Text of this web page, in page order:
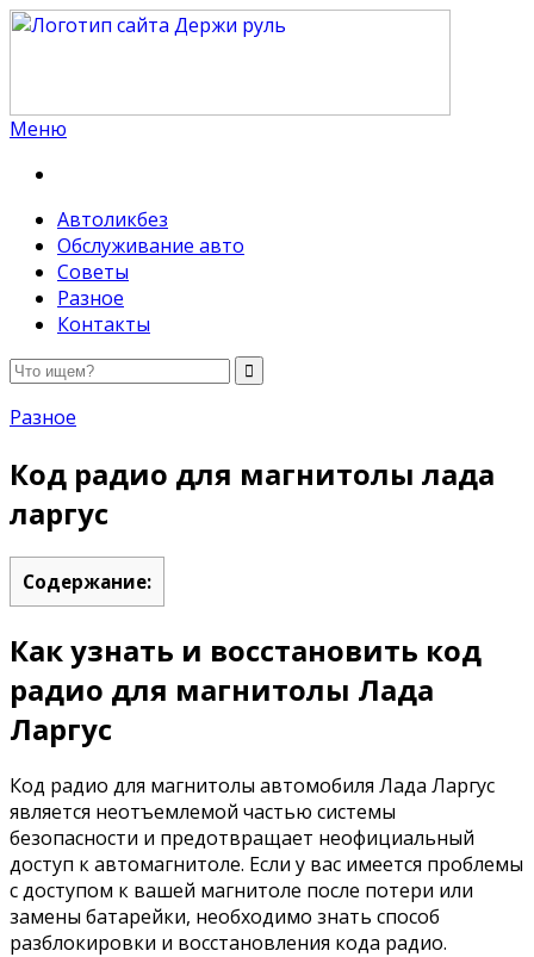
Меню
Автоликбез
Обслуживание авто
Советы
Разное
Контакты
Разное
Код радио для магнитолы лада
ларгус
Содержание:
Как узнать и восстановить код
радио для магнитолы Лада
Ларгус
Код радио для магнитолы автомобиля Лада Ларгус
является неотъемлемой частью системы
безопасности и предотвращает неофициальный
доступ к автомагнитоле. Если у вас имеется проблемы
с доступом к вашей магнитоле после потери или
замены батарейки, необходимо знать способ
разблокировки и восстановления кода радио.